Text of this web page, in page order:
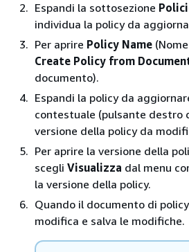
Espandi la sottosezione
individua la policy da
Per aprire Policy Name
Create Policy from
documento).
Espandi la policy da
contestuale (pulsante destro
versione della policy da
Per aprire la versione della
scegli Visualizza dal menu
la versione della policy.
Quando il documento di
modifica e salva le modifiche.